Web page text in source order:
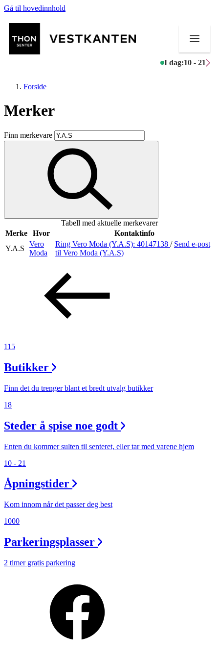
Gå til hovedinnhold
I dag:10 - 21
Butikker
Mat og drikke
Aktiviteter
Inspirasjon
Åpningstider
Ledige stillinger
Magasin
Gavekort
Forside
Merker
Finn merkevare
Tabell med aktuelle merkevarer
Merke
Hvor
Kontaktinfo
Y.A.S
Vero
Moda
Ring Vero Moda (Y.A.S): 40147138 / Send e-post
til Vero Moda (Y.A.S)
115
Butikker
Finn det du trenger blant et bredt utvalg butikker
18
Steder å spise noe godt
Enten du kommer sulten til senteret, eller tar med varene hjem
10 - 21
Åpningstider
Kom innom når det passer deg best
1000
Parkeringsplasser
2 timer gratis parkering